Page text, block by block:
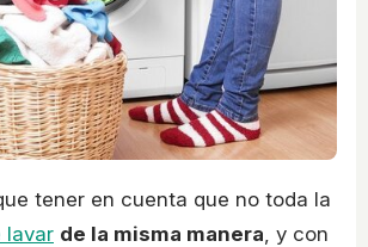
tener en cuenta que no toda la
lavar de la misma manera , y con